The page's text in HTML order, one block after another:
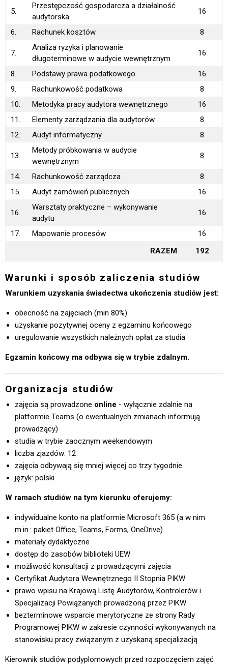
5.
Przestępczość gospodarcza a działalność
audytorska
16
6. Rachunek kosztów 8
7.
Analiza ryzyka i planowanie
długoterminowe w audycie wewnętrznym
16
8. Podstawy prawa podatkowego
16
9.
Rachunkowość podatkowa
8
10.
Metodyka pracy audytora wewnętrznego
16
11.
Elementy zarządzania dla audytorów
8
12.
Audyt informatyczny 8
13.
Metody próbkowania w audycie
wewnętrznym
8
14. Rachunkowość zarządcza
8
15.
Audyt zamówień publicznych 16
16.
Warsztaty praktyczne – wykonywanie
audytu
16
17. Mapowanie procesów
16
RAZEM
192
Warunki i sposób zaliczenia studiów
Warunkiem uzyskania świadectwa ukończenia studiów jest:
obecność na zajęciach (min 80%)
uzyskanie pozytywnej oceny z egzaminu końcowego
uregulowanie wszystkich należnych opłat za studia
Egzamin końcowy ma odbywa się w trybie zdalnym.
Organizacja studiów
zajęcia są prowadzone online - wyłącznie zdalnie na
platformie Teams (o ewentualnych zmianach informują
prowadzący)
studia w trybie zaocznym weekendowym
liczba zjazdów: 12
zajęcia odbywają się mniej więcej co trzy tygodnie
język: polski
W ramach studiów na tym kierunku oferujemy:
indywidualne konto na platformie Microsoft 365 (a w nim
m.in.: pakiet Office, Teams, Forms, OneDrive)
materiały dydaktyczne
dostęp do zasobów biblioteki UEW
możliwość konsultacji z prowadzącymi zajęcia
Certyfikat Audytora Wewnętrznego II Stopnia PIKW
prawo wpisu na Krajową Listę Audytorów, Kontrolerów i
Specjalizacji Powiązanych prowadzoną przez PIKW
bezterminowe wsparcie merytoryczne ze strony Rady
Programowej PIKW w zakresie czynności wykonywanych na
stanowisku pracy związanym z uzyskaną specjalizacją
Kierownik studiów podyplomowych przed rozpoczęciem zajęć